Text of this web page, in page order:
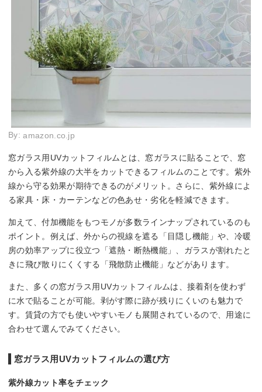
By:amazon.co.jp
窓ガラス用UVカットフィルムとは、窓ガラスに貼ることで、窓
から入る紫外線の大半をカットできるフィルムのことです。紫外
線から守る効果が期待できるのがメリット。さらに、紫外線によ
る家具・床・カーテンなどの色あせ・劣化を軽減できます。
加えて、付加機能をもつモノが多数ラインナップされているのも
ポイント。例えば、外からの視線を遮る「目隠し機能」や、冷暖
房の効率アップに役立つ「遮熱・断熱機能」、ガラスが割れたと
きに飛び散りにくくする「飛散防止機能」などがあります。
また、多くの窓ガラス用UVカットフィルムは、接着剤を使わず
に水で貼ることが可能。剥がす際に跡が残りにくいのも魅力で
す。賃貸の方でも使いやすいモノも展開されているので、用途に
合わせて選んでみてください。
窓ガラス用UVカットフィルムの選び方
紫外線カット率をチェック